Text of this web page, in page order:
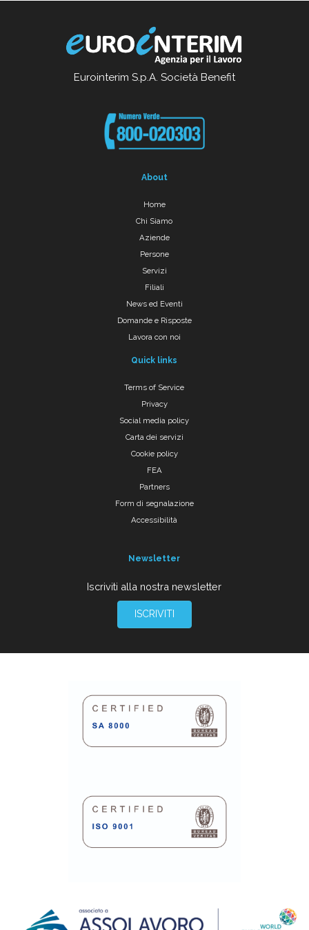
Eurointerim S.p.A. Società Benefit
About
Home
Chi Siamo
Aziende
Persone
Servizi
Filiali
News ed Eventi
Domande e Risposte
Lavora con noi
Quick links
Terms of Service
Privacy
Social media policy
Carta dei servizi
Cookie policy
FEA
Partners
Form di segnalazione
Accessibilità
Newsletter
Iscriviti alla nostra newsletter
ISCRIVITI